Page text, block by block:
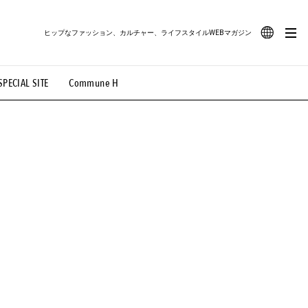
SITE Commune H
ヒップなファッション、カルチャー、ライフスタイルWEBマガジン
地裏てぃーん。 #MONTHLY JOURNAL
#LIFESTYLE #SNEAKER #OUTDOOR